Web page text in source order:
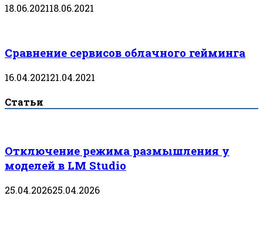
18.06.202118.06.2021
Сравнение сервисов облачного гейминга
16.04.202121.04.2021
Статьи
Отключение режима размышления у
моделей в LM Studio
25.04.202625.04.2026